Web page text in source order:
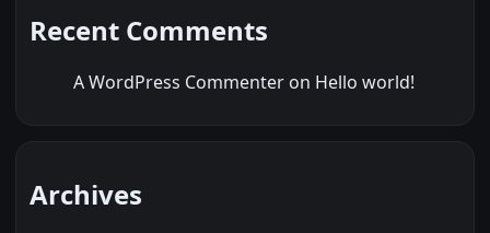
Recent Comments
A WordPress Commenter on Hello world!
Archives